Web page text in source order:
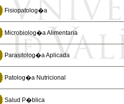
Fisiopatolog�a
Microbiolog�a Alimentaria
Parasitolog�a Aplicada
Patolog�a Nutricional
Salud P�blica